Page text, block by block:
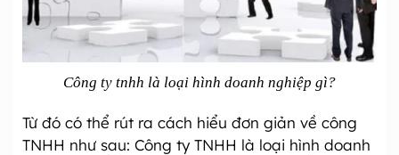
Công ty tnhh là loại hình doanh nghiệp gì?
Từ đó có thể rút ra cách hiểu đơn giản về công
TNHH như sau: Công ty TNHH là loại hình doanh